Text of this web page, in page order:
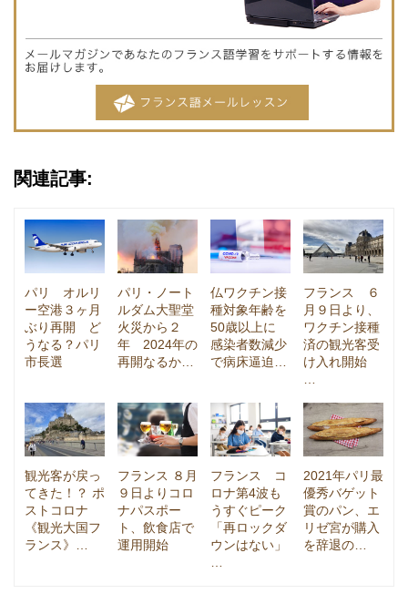
関連記事:
パリ オルリ
ー空港３ヶ月
ぶり再開 ど
うなる？パリ
市長選
パリ・ノート
ルダム大聖堂
火災から２
年 2024年の
再開なるか…
仏ワクチン接
種対象年齢を
50歳以上に
感染者数減少
で病床逼迫…
フランス ６
月９日より、
ワクチン接種
済の観光客受
け入れ開始
観光客が戻っ
てきた！？ ポ
ストコロナ
《観光大国フ
ランス》…
フランス ８月
９日よりコロ
ナパスポー
ト、飲食店で
運用開始
フランス コ
ロナ第4波も
うすぐピーク
「再ロックダ
ウンはない」
2021年パリ最
優秀バゲット
賞のパン、エ
リゼ宮が購入
を辞退の…